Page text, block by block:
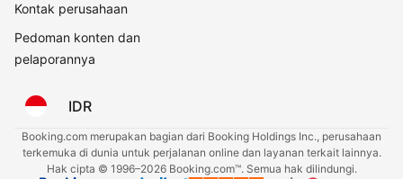
Kontak perusahaan
Pedoman konten dan
pelaporannya
IDR
Booking.com merupakan bagian dari Booking Holdings Inc., perusahaan
terkemuka di dunia untuk perjalanan online dan layanan terkait lainnya.
Hak cipta © 1996–2026 Booking.com™. Semua hak dilindungi.